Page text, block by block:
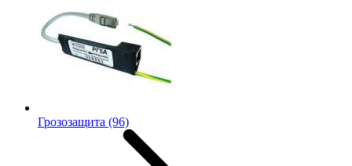
Грозозащита (96)